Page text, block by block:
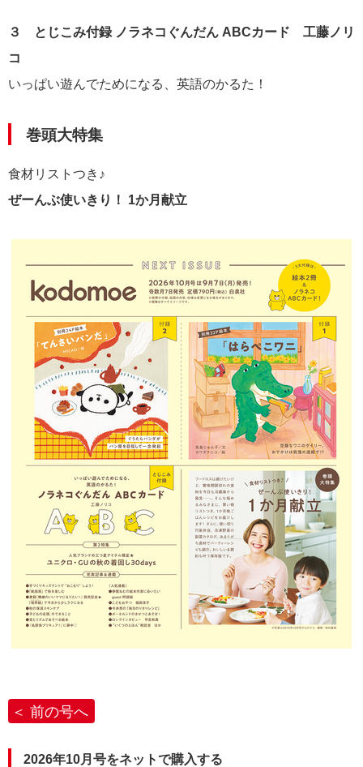
３ とじこみ付録 ノラネコぐんだん ABCカード 工藤ノリ
コ
いっぱい遊んでためになる、英語のかるた！
巻頭大特集
食材リストつき♪
ぜーんぶ使いきり！ 1か月献立
前の号へ
2026年10月号をネットで購入する